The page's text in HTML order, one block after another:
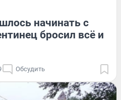
начинать с
бросил всё и
Обсудить